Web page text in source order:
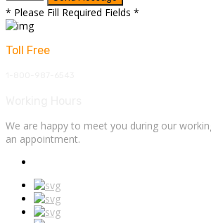
* Please Fill Required Fields *
Toll Free
We are happy to meet you during our
an appointment.